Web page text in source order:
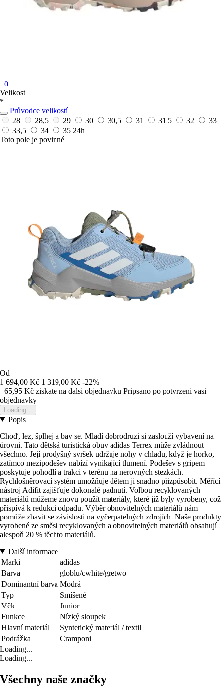
+0
Velikost
*
Průvodce velikostí
28
28,5 29 30 30,5 31 31,5 32
33
33,5
34 35 24h
Toto pole je povinné
Od
1 694,00 Kč 1 319,00 Kč -22%
+65,95 Kč ziskate na dalsi objednavku Pripsano po potvrzeni vasi
objednavky
Loading...
Popis
Choď, lez, šplhej a bav se. Mladí dobrodruzi si zaslouží vybavení na
úrovni. Tato dětská turistická obuv adidas Terrex může zvládnout
všechno. Její prodyšný svršek udržuje nohy v chladu, když je horko,
zatímco mezipodešev nabízí vynikající tlumení. Podešev s gripem
poskytuje pohodlí a trakci v terénu na nerovných stezkách.
Rychlošněrovací systém umožňuje dětem ji snadno přizpůsobit. Měřící
nástroj Adifit zajišťuje dokonalé padnutí. Volbou recyklovaných
materiálů můžeme znovu použít materiály, které již byly vyrobeny, což
přispívá k redukci odpadu. Výběr obnovitelných materiálů nám
pomůže zbavit se závislosti na vyčerpatelných zdrojích. Naše produkty
vyrobené ze směsi recyklovaných a obnovitelných materiálů obsahují
alespoň 20 % těchto materiálů.
Další informace
Marki
adidas
Barva
globlu/cwhite/gretwo
Dominantní barva Modrá
Typ
Smíšené
Věk
Junior
Funkce
Nízký sloupek
Hlavní materiál
Syntetický materiál / textil
Podrážka
Cramponi
Loading...
Loading...
Všechny naše značky